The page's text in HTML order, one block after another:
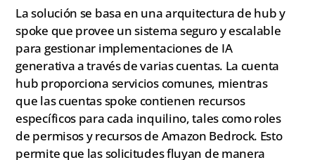
La solución se basa en una arquitectura de hub y
spoke que provee un sistema seguro y escalable
para gestionar implementaciones de IA
generativa a través de varias cuentas. La cuenta
hub proporciona servicios comunes, mientras
que las cuentas spoke contienen recursos
específicos para cada inquilino, tales como roles
de permisos y recursos de Amazon Bedrock. Esto
permite que las solicitudes fluyan de manera